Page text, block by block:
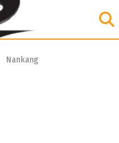
Nankang